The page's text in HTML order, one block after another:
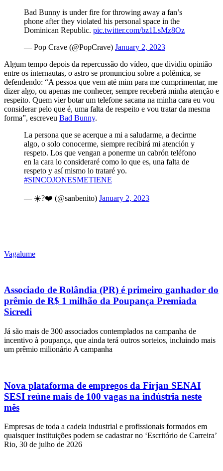
Bad Bunny is under fire for throwing away a fan’s
phone after they violated his personal space in the
Dominican Republic. pic.twitter.com/bz1LsMz8Oz
— Pop Crave (@PopCrave) January 2, 2023
Algum tempo depois da repercussão do vídeo, que dividiu opinião
entre os internautas, o astro se pronunciou sobre a polêmica, se
defendendo: “A pessoa que vem até mim para me cumprimentar, me
dizer algo, ou apenas me conhecer, sempre receberá minha atenção e
respeito. Quem vier botar um telefone sacana na minha cara eu vou
considerar pelo que é, uma falta de respeito e vou tratar da mesma
forma”, escreveu Bad Bunny.
La persona que se acerque a mi a saludarme, a decirme
algo, o solo conocerme, siempre recibirá mi atención y
respeto. Los que vengan a ponerme un cabrón teléfono
en la cara lo consideraré como lo que es, una falta de
respeto y así mismo lo trataré yo.
#SINCOJONESMETIENE
— ☀️?❤️ (@sanbenito) January 2, 2023
Vagalume
Associado de Rolândia (PR) é primeiro ganhador do
prêmio de R$ 1 milhão da Poupança Premiada
Sicredi
Já são mais de 300 associados contemplados na campanha de
incentivo à poupança, que ainda terá outros sorteios, incluindo mais
um prêmio milionário A campanha
Nova plataforma de empregos da Firjan SENAI
SESI reúne mais de 100 vagas na indústria neste
mês
Empresas de toda a cadeia industrial e profissionais formados em
quaisquer instituições podem se cadastrar no ‘Escritório de Carreira’
Rio, 30 de julho de 2026